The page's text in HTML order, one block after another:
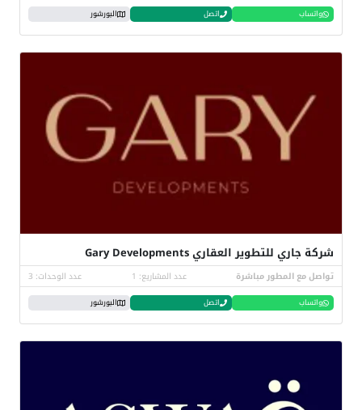
واتساب اتصل البورشور
شركة جاري للتطوير العقاري Gary Developments
تواصل مع المطور مباشرة عدد المشاريع: 1 عدد الوحدات: 3
واتساب اتصل البورشور